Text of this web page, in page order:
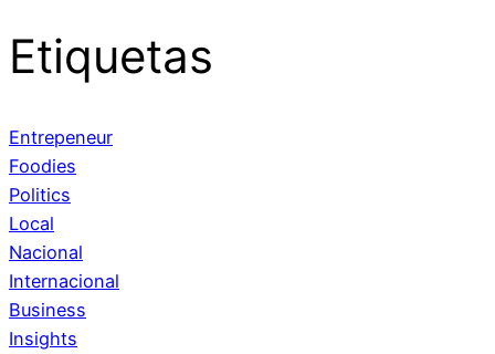
Etiquetas
Entrepeneur
Foodies
Politics
Local
Nacional
Internacional
Business
Insights